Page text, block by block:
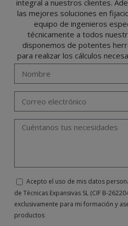
lo previsto en el Reglamento General de
de 2016 enviando una carta a su responsable
Gerente, junto con la fotocopia de su DNI, a
Portalada II | c/ Segador 13, 26006 | Logroño
correo electrónicoinfo@indexfix.com .
integral a nuestros clientes.
las mejores soluciones en
equipo de ingenieros
técnicamente a todos
disponemos de potentes
para realizar los cálculos
Acepto el uso de mis datos
de Técnicas Expansivas SL (CIF B-
exclusivamente para mi formación y
productos